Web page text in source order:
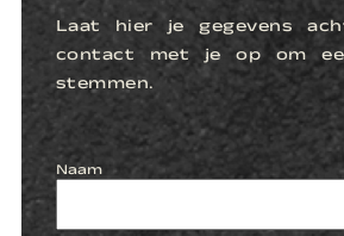
Laat hier je gegevens
contact met je op om
stemmen.
Naam